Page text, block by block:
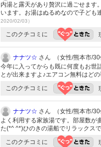
内湯と露天があり贅沢に過ごせます
います。お湯はぬるめなので子ども
2020/02/03）
このクチコミに
ナナツ☆ さん （女性/熊本市/30
今年に入ってからも既に何度もお世
とが出来ますよ♪エアコン無料はど
このクチコミに
ナナツ☆ さん （女性/熊本市/30
よく利用する家族湯です。部屋数が
た(*^ ^*)ひのきの湯船でリラックス
このクチコミに